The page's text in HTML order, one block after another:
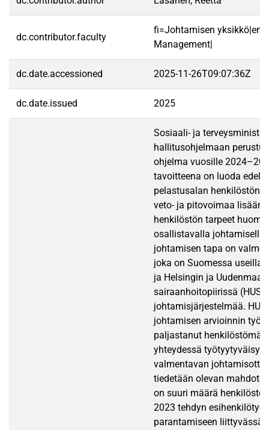
dc.contributor.faculty
fi=Johtamisen
Management|
dc.date.accessioned 2025-11-26T09:07:36Z
dc.date.issued 2025
Sosiaali- ja
hallitusohjelmaan
ohjelma vuosille
tavoitteena on luoda
pelastusalan henkilöstön
veto- ja pitovoimaa
henkilöstön tarpeet
osallistavalla
johtamisen tapa on
joka on Suomessa useilla
ja Helsingin ja Uudenmaan
sairaanhoitopiirissä (HUS)
johtamisjärjestelmää.
johtamisen arvioinnin
paljastanut
yhteydessä
valmentavan
tiedetään olevan
on suuri määrä
2023 tehdyn
parantamiseen liittyvässä